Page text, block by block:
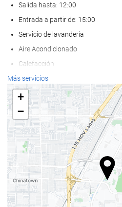
Salida hasta: 12:00
Entrada a partir de: 15:00
Servicio de lavandería
Aire Acondicionado
Calefacción
Ascensor
Solo para adultos
Adaptado para personas con
Habitaciones No fumadores
Zona de fumadores
No admite mascotas
Bienestar
Pool bar
Más servicios
+
−